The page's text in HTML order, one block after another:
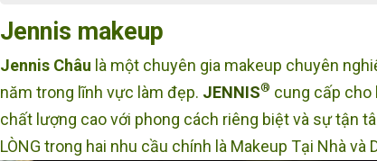
Jennis makeup
Jennis Châu là một chuyên gia makeup chuyên
năm trong lĩnh vực làm đẹp. JENNIS® cung cấp cho
chất lượng cao với phong cách riêng biệt và sự tận
LÒNG trong hai nhu cầu chính là Makeup Tại Nhà và